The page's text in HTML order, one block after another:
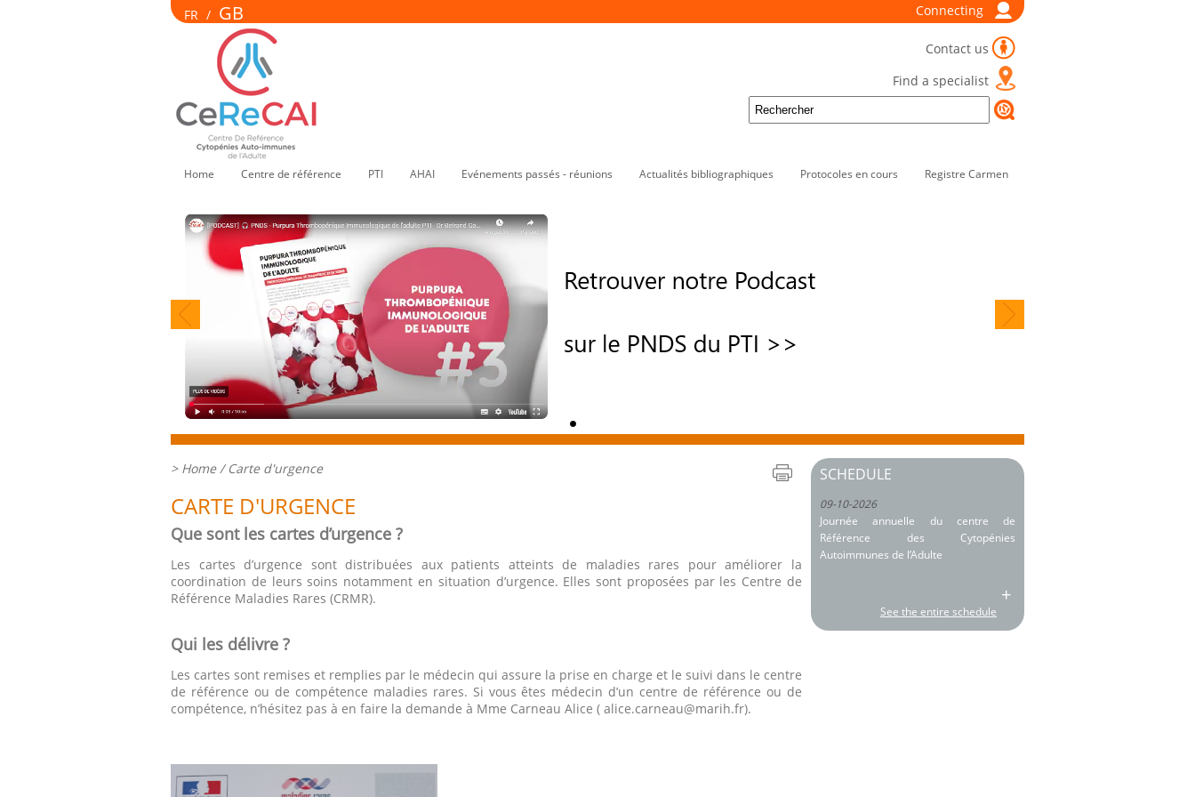
FR / GB Connecting
Contact us
Find a specialist
Home Centre de référence PTI AHAI Evénements passés - réunions Actualités bibliographiques Protocoles en cours Registre Carmen
> Home/ Carte d'urgence
CARTE D'URGENCE
Que sont les cartes d’urgence ?
Les cartes d’urgence sont distribuées aux patients atteints de maladies rares pour améliorer la
coordination de leurs soins notamment en situation d’urgence. Elles sont proposées par les Centre de
Référence Maladies Rares (CRMR).
Qui les délivre ?
Les cartes sont remises et remplies par le médecin qui assure la prise en charge et le suivi dans le centre
de référence ou de compétence maladies rares. Si vous êtes médecin d’un centre de référence ou de
compétence, n’hésitez pas à en faire la demande à Mme Carneau Alice ( alice.carneau@marih.fr).
SCHEDULE
09-10-2026
Journée annuelle du centre de
Référence des Cytopénies
Autoimmunes de l’Adulte
+
See the entire schedule